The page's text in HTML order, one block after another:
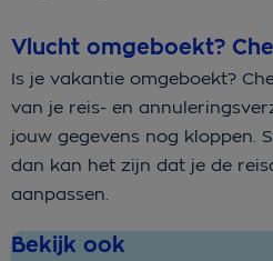
Vlucht omgeboekt?
Is je vakantie omgeboekt?
van je reis- en
jouw gegevens nog kloppen.
dan kan het zijn dat je de
aanpassen.
Bekijk ook